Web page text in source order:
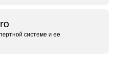
системе и ее